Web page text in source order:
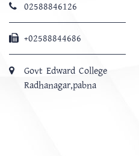
02588846126
+02588844686
Govt Edward College
Radhanagar,pabna